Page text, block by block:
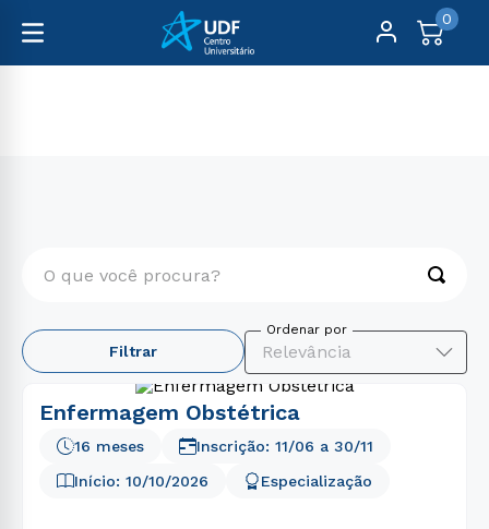
0
Filtrar Relevância
Enfermagem Obstétrica
Início: 10/10/2026
16 meses
Especialização
Inscrição: 11/06 a 30/11
TERMOS MAIS BUSCADOS
engenharia
2 º
psicologia
4º
educação física